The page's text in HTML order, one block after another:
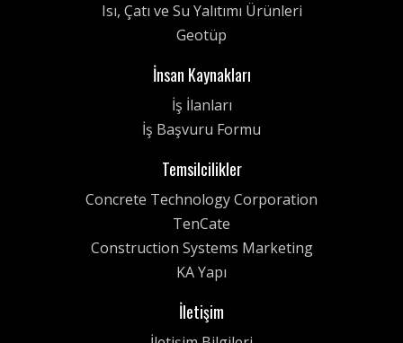
Isı, Çatı ve Su Yalıtımı Ürünleri
Geotüp
İnsan Kaynakları
İş İlanları
İş Başvuru Formu
Temsilcilikler
Concrete Technology Corporation
TenCate
Construction Systems Marketing
KA Yapı
İletişim